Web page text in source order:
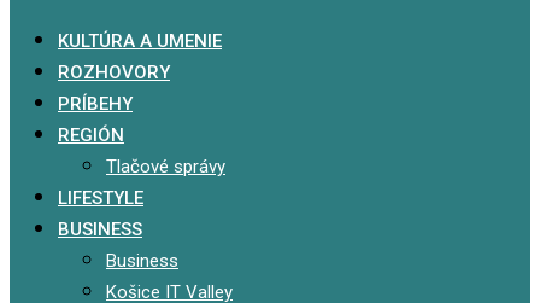
KULTÚRA A UMENIE
ROZHOVORY
PRÍBEHY
REGIÓN
Tlačové správy
LIFESTYLE
BUSINESS
Business
Košice IT Valley